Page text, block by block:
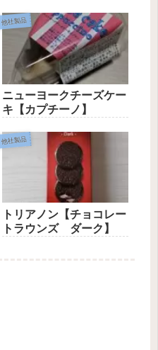
他社製品
ニューヨークチーズケー
キ【カプチーノ】
他社製品
トリアノン【チョコレー
トラウンズ ダーク】